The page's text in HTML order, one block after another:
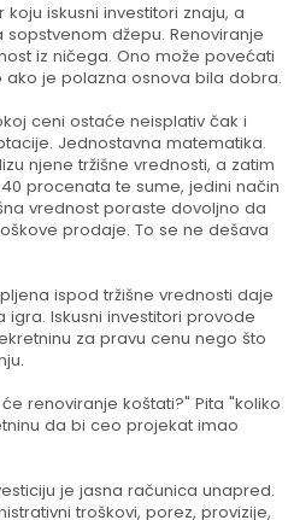
iskusni investitori znaju, a
džepu. Renoviranje
iz ničega. Ono može povećati
je polazna osnova bila dobra.
ceni ostaće neisplativ čak i
Jednostavna matematika.
njene tržišne vrednosti, a zatim
procenata te sume, jedini način
vrednost poraste dovoljno da
prodaje. To se ne dešava
ispod tržišne vrednosti daje
Iskusni investitori provode
za pravu cenu nego što
renoviranje koštati?" Pita "koliko
da bi ceo projekat imao
je jasna računica unapred.
troškovi, porez, provizije,